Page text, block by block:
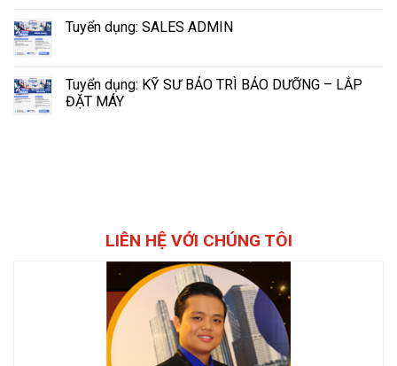
Tuyển dụng: SALES ADMIN
Tuyển dụng: KỸ SƯ BẢO TRÌ BẢO DƯỠNG – LẮP
ĐẶT MÁY
LIÊN HỆ VỚI CHÚNG TÔI